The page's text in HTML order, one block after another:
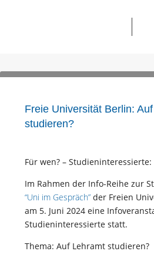
Freie Universität Berlin:
studieren?
Für wen? – Studieninteressierte:
Im Rahmen der Info-Reihe zur
“Uni im Gespräch” der Freien
am 5. Juni 2024 eine
Studieninteressierte statt.
Thema: Auf Lehramt studieren?